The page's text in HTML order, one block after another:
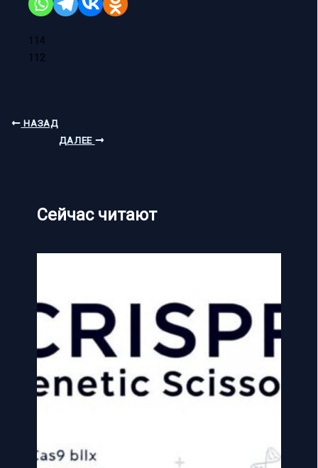
114
112
НАЗАД
ДАЛЕЕ
Сейчас читают